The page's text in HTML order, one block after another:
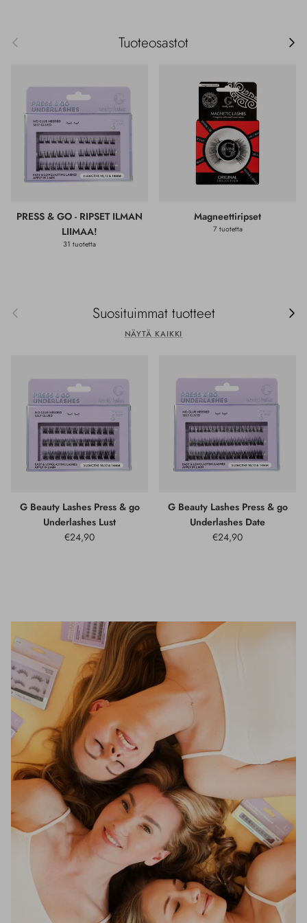
Edellinen Tuoteosastot
PRESS & GO - RIPSET ILMAN
LIIMAA!
31 tuotetta
Magneettiripset
7 tuotetta
Edellinen Suosituimmat tuotteet
NÄYTÄ KAIKKI
G Beauty Lashes Press & go
Underlashes Lust
€24,90
G Beauty Lashes Press & go
Underlashes Date
€24,90